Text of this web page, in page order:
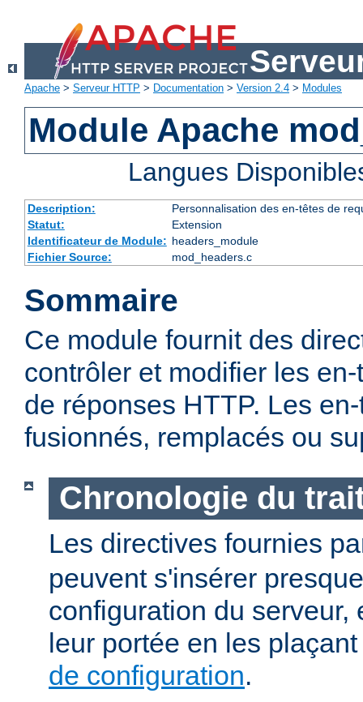
Apache > Serveur HTTP > Documentation > Version 2.4 > Modules
Module Apache
Langues
Description:
Personnalisation des en-têtes de
Statut:
Extension
Identificateur de Module: headers_module
Fichier Source:
mod_headers.c
Sommaire
Ce module fournit des
contrôler et modifier les
de réponses HTTP. Les
fusionnés, remplacés ou
Chronologie du
Les directives fournies
peuvent s'insérer
configuration du serveur,
leur portée en les
de configuration.